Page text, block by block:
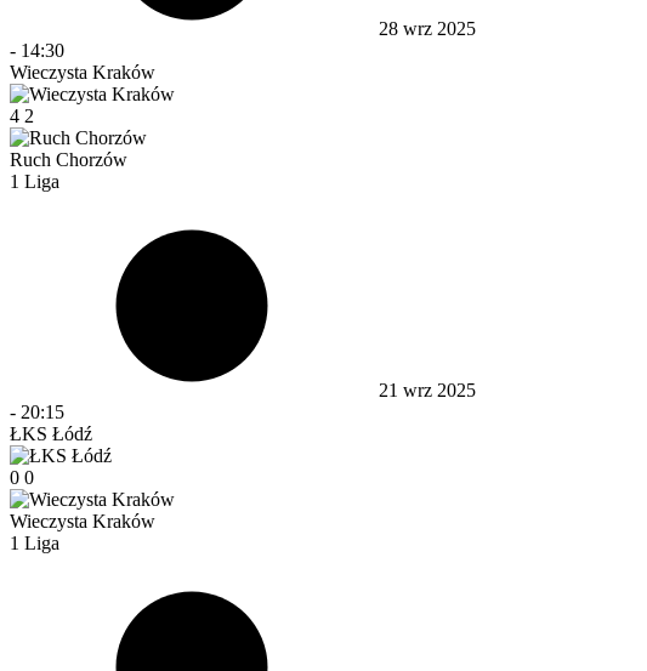
28 wrz 2025
- 14:30
Wieczysta Kraków
4 2
Ruch Chorzów
1 Liga
21 wrz 2025
- 20:15
ŁKS Łódź
0 0
Wieczysta Kraków
1 Liga